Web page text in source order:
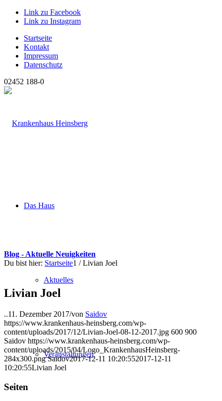
Link zu Facebook
Link zu Instagram
Startseite
Kontakt
Impressum
Datenschutz
02452 188-0
Das Haus
Aktuelles
Veranstaltungen
Blog - Aktuelle Neuigkeiten
Du bist hier: Startseite1 / Livian Joel
Livian Joel
..11. Dezember 2017/von Saidov
https://www.krankenhaus-heinsberg.com/wp-
content/uploads/2017/12/Livian-Joel-08-12-2017.jpg 600 900
Saidov https://www.krankenhaus-heinsberg.com/wp-
content/uploads/2015/04/Logo_KrankenhausHeinsberg-
284x300.png Saidov2017-12-11 10:20:552017-12-11
10:20:55Livian Joel
Seiten